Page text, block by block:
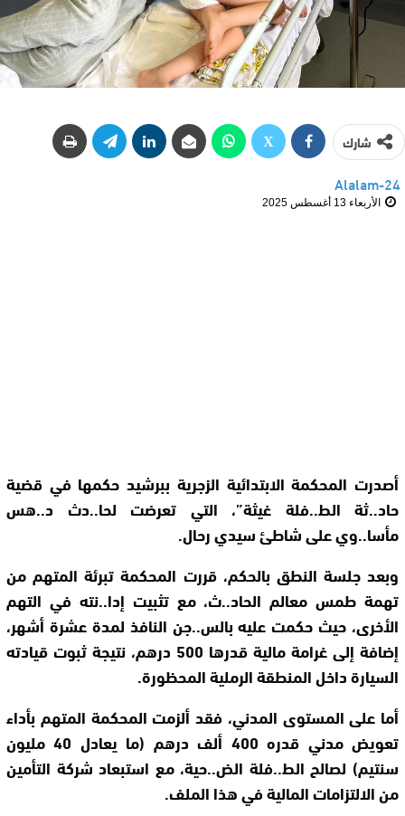
شارك
Alalam-24
الأربعاء 13 أغسطس 2025
أصدرت المحكمة الابتدائية الزجرية ببرشيد حكمها في قضية
حاد..ثة الط..فلة غيثة”، التي تعرضت لحا..دث د..هس
مأسا..وي على شاطئ سيدي رحال.
وبعد جلسة النطق بالحكم، قررت المحكمة تبرئة المتهم من
تهمة طمس معالم الحاد..ث، مع تثبيت إدا..نته في التهم
الأخرى، حيث حكمت عليه بالس..جن النافذ لمدة عشرة أشهر،
إضافة إلى غرامة مالية قدرها 500 درهم، نتيجة ثبوت قيادته
السيارة داخل المنطقة الرملية المحظورة.
أما على المستوى المدني، فقد ألزمت المحكمة المتهم بأداء
تعويض مدني قدره 400 ألف درهم (ما يعادل 40 مليون
سنتيم) لصالح الط..فلة الض..حية، مع استبعاد شركة التأمين
من الالتزامات المالية في هذا الملف.